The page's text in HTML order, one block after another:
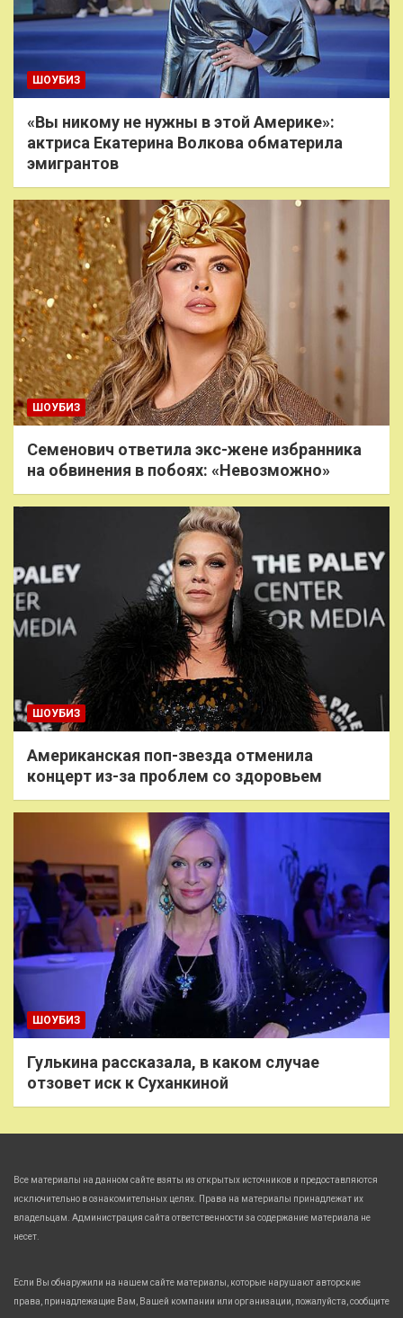
ШОУБИЗ
«Вы никому не нужны в этой Америке»:
актриса Екатерина Волкова обматерила
эмигрантов
ШОУБИЗ
Семенович ответила экс-жене избранника
на обвинения в побоях: «Невозможно»
ШОУБИЗ
Американская поп-звезда отменила
концерт из-за проблем со здоровьем
ШОУБИЗ
Гулькина рассказала, в каком случае
отзовет иск к Суханкиной
Все материалы на данном сайте взяты из открытых источников и предоставляются
исключительно в ознакомительных целях. Права на материалы принадлежат их
владельцам. Администрация сайта ответственности за содержание материала не
несет.
Если Вы обнаружили на нашем сайте материалы, которые нарушают авторские
права, принадлежащие Вам, Вашей компании или организации, пожалуйста, сообщите